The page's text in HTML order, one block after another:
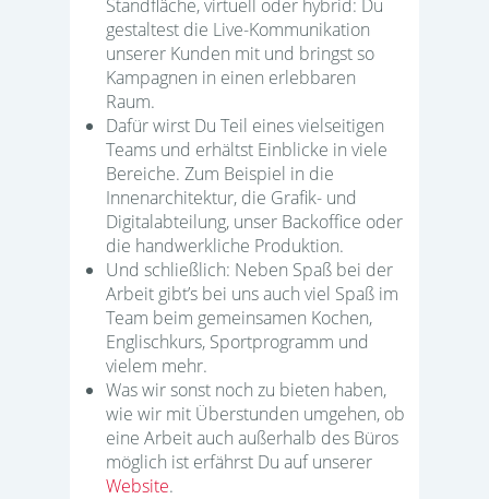
Standfläche, virtuell oder hybrid: Du
gestaltest die Live-Kommunikation
unserer Kunden mit und bringst so
Kampagnen in einen erlebbaren
Raum.
Dafür wirst Du Teil eines vielseitigen
Teams und erhältst Einblicke in viele
Bereiche. Zum Beispiel in die
Innenarchitektur, die Grafik- und
Digitalabteilung, unser Backoffice oder
die handwerkliche Produktion.
Und schließlich: Neben Spaß bei der
Arbeit gibt’s bei uns auch viel Spaß im
Team beim gemeinsamen Kochen,
Englischkurs, Sportprogramm und
vielem mehr.
Was wir sonst noch zu bieten haben,
wie wir mit Überstunden umgehen, ob
eine Arbeit auch außerhalb des Büros
möglich ist erfährst Du auf unserer
Website.